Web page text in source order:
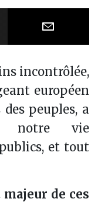
sur X
incontrôlée,
européen
peuples, a
notre vie
et tout
de ces